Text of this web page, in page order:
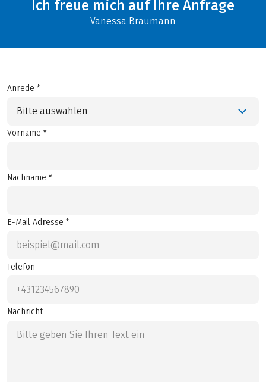
Ich freue mich auf Ihre Anfrage
Vanessa Bräumann
Anrede *
Bitte auswählen
Vorname *
Nachname *
E-Mail Adresse *
Telefon
Nachricht